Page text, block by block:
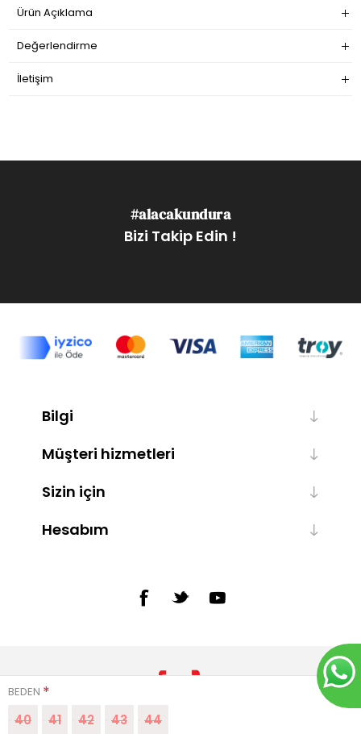
BEDEN *
40 41 42 43 44
Ürün Açıklama
Değerlendirme
İletişim
#alacakundura
Bizi Takip Edin !
Bilgi
Müşteri hizmetleri
Sizin için
Hesabım